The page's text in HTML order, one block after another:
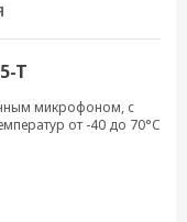
T
микрофоном, с
от -40 до 70°C